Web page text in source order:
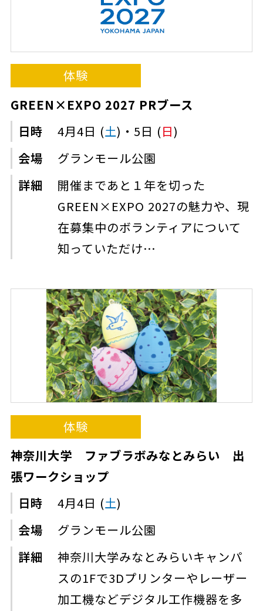
体験
GREEN×EXPO 2027 PRブース
日時 4月4日 (土)・5日 (日)
会場
グランモール公園
詳細
開催まであと１年を切った
GREEN×EXPO 2027の魅力や、現
在募集中のボランティアについて
知っていただけ…
体験
神奈川大学 ファブラボみなとみらい 出
張ワークショップ
日時 4月4日 (土)
会場
グランモール公園
詳細
神奈川大学みなとみらいキャンパ
スの1Fで3Dプリンターやレーザー
加工機などデジタル工作機器を多